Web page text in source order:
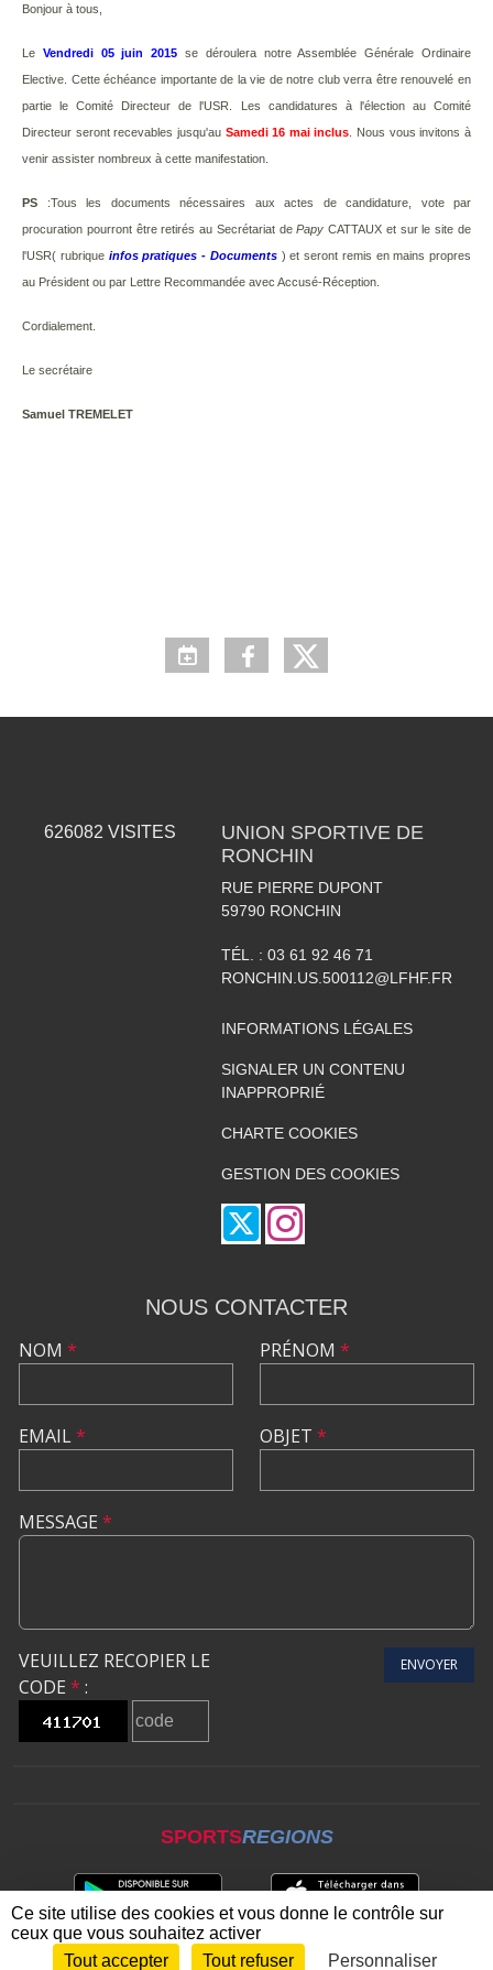
Bonjour à tous,
Le Vendredi 05 juin 2015 se déroulera notre Assemblée Générale Ordinaire
Elective. Cette échéance importante de la vie de notre club verra être renouvelé en
partie leComité Directeur de l'USR.
Les candidatures à l'élection au Comité
Directeur seront recevables jusqu'au Samedi 16 mai inclus
Nous vous invitons à
venir assister nombreux à cette manifestation.
PS :Tous les documents nécessaires aux actes de candidature, vote par
procuration pourront être retirésau Secrétariat dePapy CATTAUX et sur le site de
l'USR( rubrique infos pratiques - Documents)et seront remis en mains propres
au Président ou par Lettre Recommandée avec Accusé-Réception.
Cordialement.
Le secrétaire
Samuel TREMELET
626082 VISITES
UNION SPORTIVE DE
RONCHIN
RUE PIERRE DUPONT
59790 RONCHIN
TÉL. : 03 61 92 46 71
RONCHIN.US.500112@LFHF.FR
INFORMATIONS LÉGALES
SIGNALER UN CONTENU
INAPPROPRIÉ
CHARTE COOKIES
GESTION DES COOKIES
NOUS CONTACTER
NOM *
EMAIL*
PRÉNOM *
OBJET *
MESSAGE *
VEUILLEZ RECOPIER LE
CODE * :
ENVOYER
SPORTSREGIONS
Envie de participer ? CONNEXION
Ce site utilise des cookies et vous donne le contrôle sur
ceux que vous souhaitez activer
Tout accepter
Tout refuser Personnaliser